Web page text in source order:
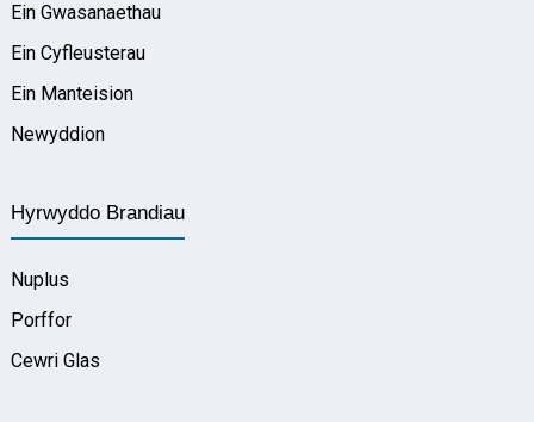
Ein Gwasanaethau
Ein Cyfleusterau
Ein Manteision
Newyddion
Hyrwyddo Brandiau
Nuplus
Porffor
Cewri Glas